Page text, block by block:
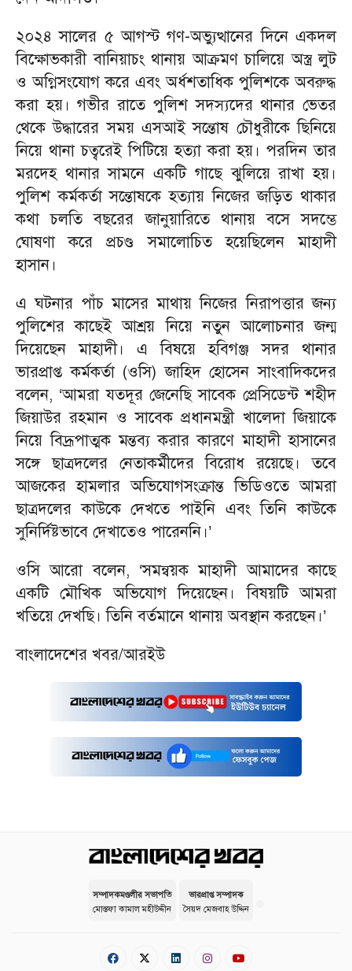
২০২৪ সালের ৫ আগস্ট গণ-অভ্যুত্থানের দিনে একদল
বিক্ষোভকারী বানিয়াচং থানায় আক্রমণ চালিয়ে অস্ত্র লুট
ও অগ্নিসংযোগ করে এবং অর্ধশতাধিক পুলিশকে অবরুদ্ধ
করা হয়। গভীর রাতে পুলিশ সদস্যদের থানার ভেতর
থেকে উদ্ধারের সময় এসআই সন্তোষ চৌধুরীকে ছিনিয়ে
নিয়ে থানা চত্বরেই পিটিয়ে হত্যা করা হয়। পরদিন তার
মরদেহ থানার সামনে একটি গাছে ঝুলিয়ে রাখা হয়।
পুলিশ কর্মকর্তা সন্তোষকে হত্যায় নিজের জড়িত থাকার
কথা চলতি বছরের জানুয়ারিতে থানায় বসে সদম্ভে
ঘোষণা করে প্রচণ্ড সমালোচিত হয়েছিলেন মাহাদী
হাসান।
এ ঘটনার পাঁচ মাসের মাথায় নিজের নিরাপত্তার জন্য
পুলিশের কাছেই আশ্রয় নিয়ে নতুন আলোচনার জন্ম
দিয়েছেন মাহাদী। এ বিষয়ে হবিগঞ্জ সদর থানার
ভারপ্রাপ্ত কর্মকর্তা (ওসি) জাহিদ হোসেন সাংবাদিকদের
বলেন, ‘আমরা যতদূর জেনেছি সাবেক প্রেসিডেন্ট শহীদ
জিয়াউর রহমান ও সাবেক প্রধানমন্ত্রী খালেদা জিয়াকে
নিয়ে বিদ্রূপাত্মক মন্তব্য করার কারণে মাহাদী হাসানের
সঙ্গে ছাত্রদলের নেতাকর্মীদের বিরোধ রয়েছে। তবে
আজকের হামলার অভিযোগসংক্রান্ত ভিডিওতে আমরা
ছাত্রদলের কাউকে দেখতে পাইনি এবং তিনি কাউকে
সুনির্দিষ্টভাবে দেখাতেও পারেননি।’
ওসি আরো বলেন, ‘সমন্বয়ক মাহাদী আমাদের কাছে
একটি মৌখিক অভিযোগ দিয়েছেন। বিষয়টি আমরা
খতিয়ে দেখছি। তিনি বর্তমানে থানায় অবস্থান করছেন।’
বাংলাদেশের খবর/আরইউ
সম্পাদকমণ্ডলীর সভাপতি
মোস্তফা কামাল মহীউদ্দীন
ভারপ্রাপ্ত সম্পাদক
সৈয়দ মেজবাহ উদ্দিন